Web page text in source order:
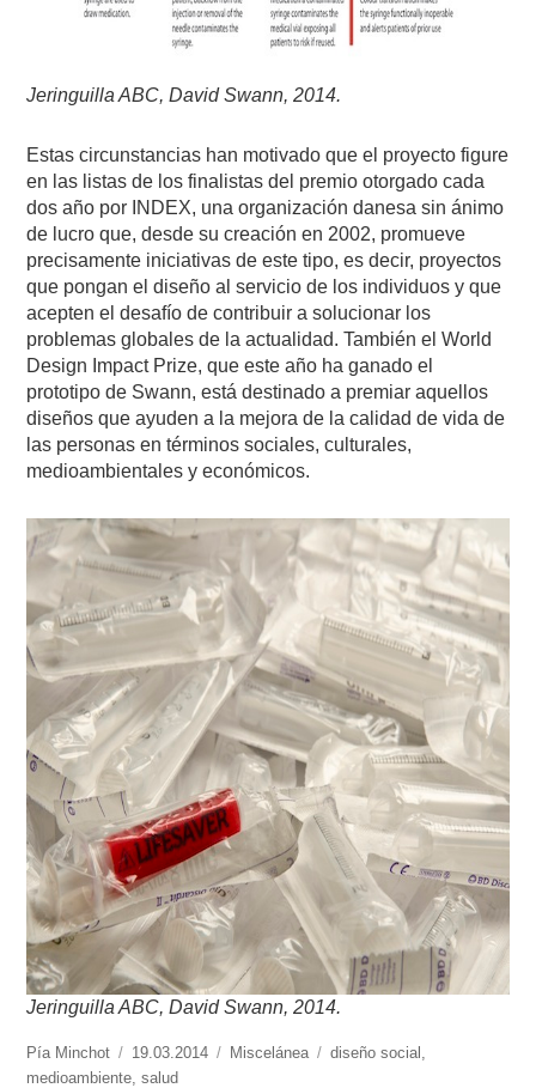
Jeringuilla ABC, David Swann, 2014.
Estas circunstancias han motivado que el proyecto figure
en las listas de los finalistas del premio otorgado cada
dos año por INDEX, una organización danesa sin ánimo
de lucro que, desde su creación en 2002, promueve
precisamente iniciativas de este tipo, es decir, proyectos
que pongan el diseño al servicio de los individuos y que
acepten el desafío de contribuir a solucionar los
problemas globales de la actualidad. También el World
Design Impact Prize, que este año ha ganado el
prototipo de Swann, está destinado a premiar aquellos
diseños que ayuden a la mejora de la calidad de vida de
las personas en términos sociales, culturales,
medioambientales y económicos.
Jeringuilla ABC, David Swann, 2014.
https://www.experimenta.es/author/pia/
Pía Minchot
Publicado
el
19.03.2014 Categorías
Miscelánea Etiquetas
diseño social
medioambiente ,salud